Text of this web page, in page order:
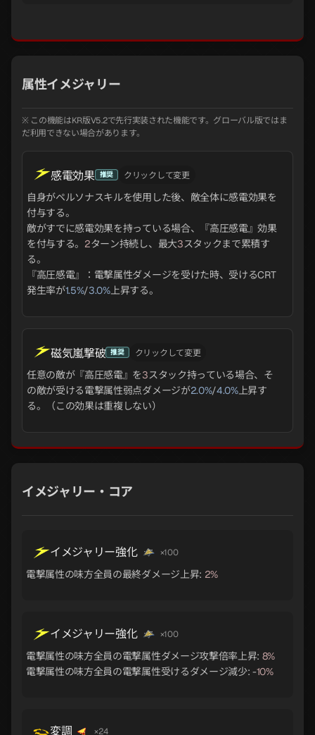
属性イメジャリー
※ この機能はKR版V5.2で先行実装された機能です。グローバル版ではま
だ利用できない場合があります。
感電効果 推奨 クリックして変更
自身がペルソナスキルを使用した後、敵全体に感電効果を
付与する。
敵がすでに感電効果を持っている場合、『高圧感電』効果
を付与する。 2ターン持続し、最大3スタックまで累積す
る。
『高圧感電』：電撃属性ダメージを受けた時、受けるCRT
発生率が1.5%/3.0%上昇する。
磁気嵐撃破 推奨 クリックして変更
任意の敵が『高圧感電』を3スタック持っている場合、そ
の敵が受ける電撃属性弱点ダメージが2.0%/4.0%上昇す
る。（この効果は重複しない）
イメジャリー・コア
イメジャリー強化 ×100
電撃属性の味方全員の最終ダメージ上昇: 2%
イメジャリー強化 ×100
電撃属性の味方全員の電撃属性ダメージ攻撃倍率上昇: 8%
電撃属性の味方全員の電撃属性受けるダメージ減少: -10%
変調 ×24